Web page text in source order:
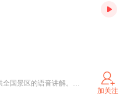
乐园都有哪些好玩的呗！
我们来到的上海迪士尼度假
度假区、东京迪士尼度假
迪士尼乐园度假区之后，
专注景区解说。风景在线提供全国景区的语音讲解。想了解更多景区游玩信息可以关注风景在线。
加关注